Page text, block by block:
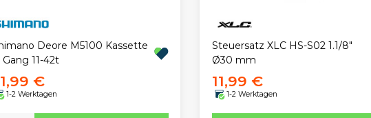
Deore M5100 Kassette
Gang 11-42t
€
1-2 Werktagen
Steuersatz XLC HS-S02 1.1/8"
Ø30 mm
11,99 €
1-2 Werktagen